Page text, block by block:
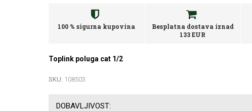
100 % sigurna kupovina
Besplatna dostava iznad
133 EUR
Toplink poluga cat 1/2
SKU: 108503
DOBAVLJIVOST: